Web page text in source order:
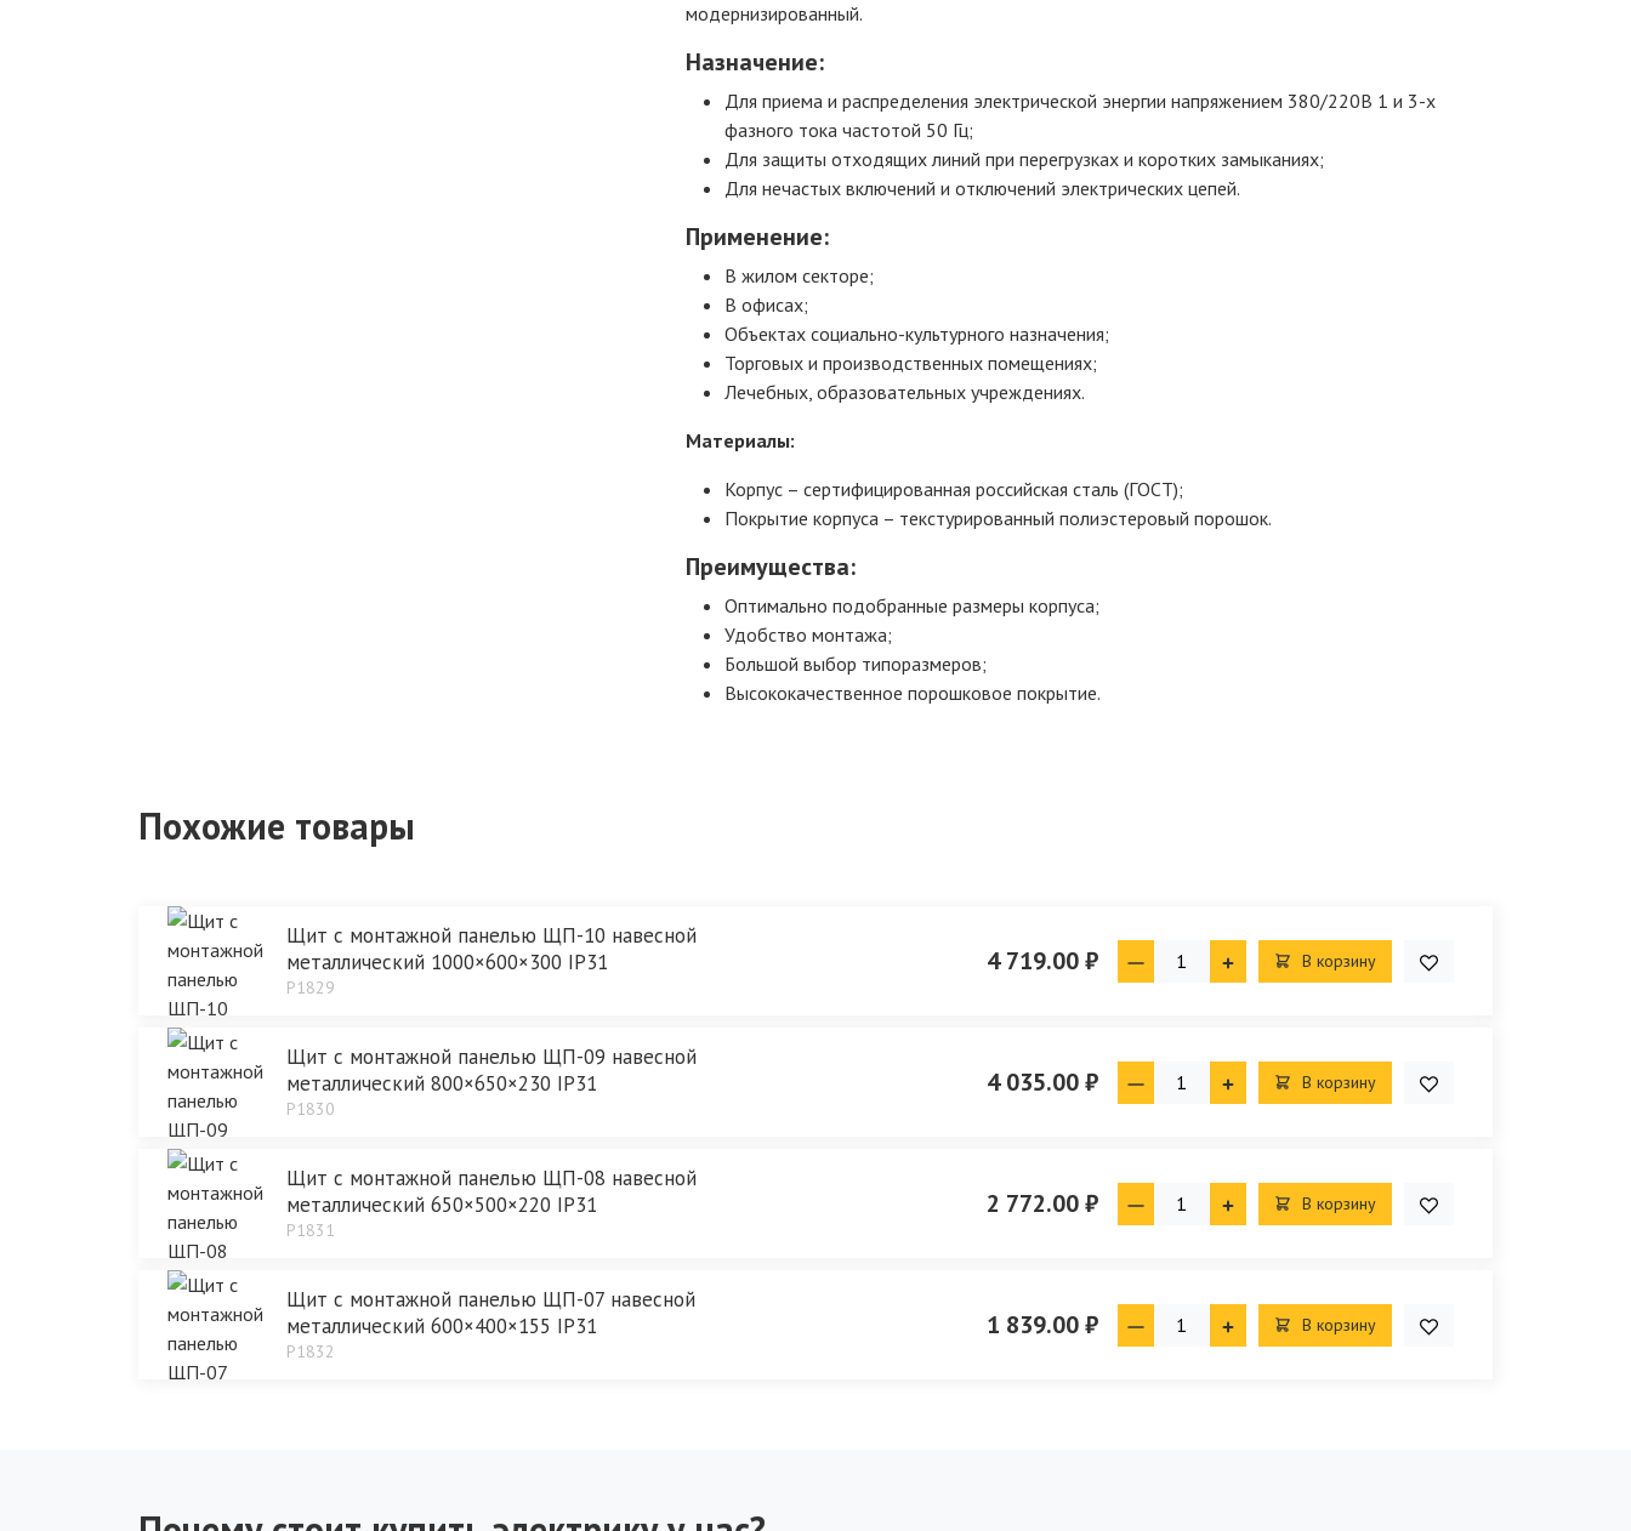
модернизированный.
Назначение:
Для приема и распределения электрической энергии напряжением 380/220В 1 и 3-х
фазного тока частотой 50 Гц;
Для защиты отходящих линий при перегрузках и коротких замыканиях;
Для нечастых включений и отключений электрических цепей.
Применение:
В жилом секторе;
В офисах;
Объектах социально-культурного назначения;
Торговых и производственных помещениях;
Лечебных, образовательных учреждениях.
Материалы:
Корпус – сертифицированная российская сталь (ГОСТ);
Покрытие корпуса – текстурированный полиэстеровый порошок.
Преимущества:
Оптимально подобранные размеры корпуса;
Удобство монтажа;
Большой выбор типоразмеров;
Высококачественное порошковое покрытие.
Похожие товары
Щит с монтажной панелью ЩП-10 навесной
металлический 1000×600×300 IP31
P1829
4 719.00 ₽ В корзину
Щит с монтажной панелью ЩП-09 навесной
металлический 800×650×230 IP31
P1830
4 035.00 ₽ В корзину
Щит с монтажной панелью ЩП-08 навесной
металлический 650×500×220 IP31
P1831
2 772.00 ₽ В корзину
Щит с монтажной панелью ЩП-07 навесной
металлический 600×400×155 IP31
P1832
1 839.00 ₽ В корзину